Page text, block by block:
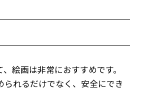
絵画は非常におすすめです。
られるだけでなく、安全にでき